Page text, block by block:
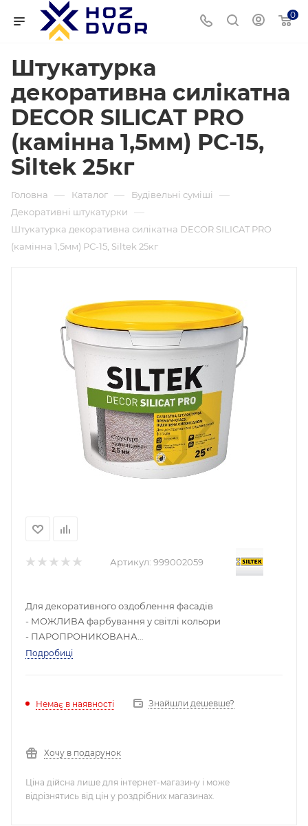
0
Штукатурка
декоративна силікатна
DECOR SILICAT PRO
(камінна 1,5мм) РС-15,
Siltek 25кг
Головна — Каталог — Будівельні суміші —
Декоративні штукатурки —
Штукатурка декоративна силікатна DECOR SILICAT PRO
(камінна 1,5мм) РС-15, Siltek 25кг
Артикул: 999002059
Для декоративного оздоблення фасадів
- МОЖЛИВА фарбування у світлі кольори
- ПАРОПРОНИКОВАНА
- водовідштовхувальне властивість
Подробиці
Немає в наявності Знайшли дешевше?
Хочу в подарунок
Ціна дійсна лише для інтернет-магазину і може
відрізнятись від цін у роздрібних магазинах.